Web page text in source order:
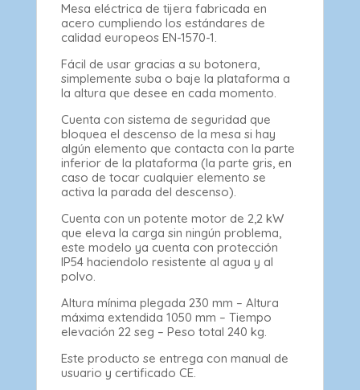
Mesa eléctrica de tijera fabricada en
acero cumpliendo los estándares de
calidad europeos EN-1570-1.
Fácil de usar gracias a su botonera,
simplemente suba o baje la plataforma a
la altura que desee en cada momento.
Cuenta con sistema de seguridad que
bloquea el descenso de la mesa si hay
algún elemento que contacta con la parte
inferior de la plataforma (la parte gris, en
caso de tocar cualquier elemento se
activa la parada del descenso).
Cuenta con un potente motor de 2,2 kW
que eleva la carga sin ningún problema,
este modelo ya cuenta con protección
IP54 haciendolo resistente al agua y al
polvo.
Altura mínima plegada 230 mm – Altura
máxima extendida 1050 mm – Tiempo
elevación 22 seg – Peso total 240 kg.
Este producto se entrega con manual de
usuario y certificado CE.